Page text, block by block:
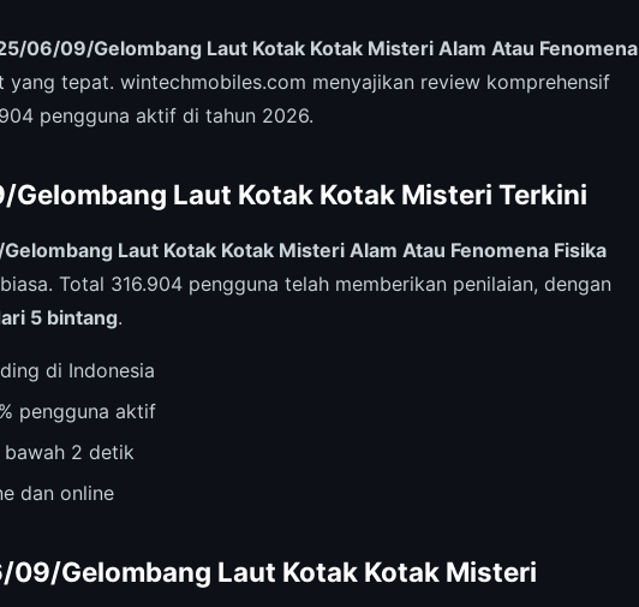
06/09/Gelombang Laut Kotak Kotak Misteri Alam Atau Fenomena
yang tepat. wintechmobiles.com menyajikan review komprehensif
pengguna aktif di tahun 2026.
Laut Kotak Kotak Misteri Terkini
Laut Kotak Kotak Misteri Alam Atau Fenomena Fisika
Total 316.904 pengguna telah memberikan penilaian, dengan
5 bintang.
di Indonesia
pengguna aktif
2 detik
dan online
Gelombang Laut Kotak Kotak Misteri